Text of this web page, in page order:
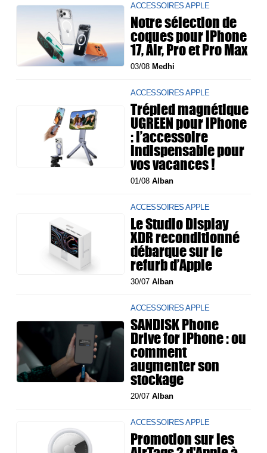
ACCESSOIRES APPLE
Notre sélection de
coques pour iPhone
17, Air, Pro et Pro Max
03/08Medhi
ACCESSOIRES APPLE
Trépied magnétique
UGREEN pour iPhone
: l’accessoire
indispensable pour
vos vacances !
01/08Alban
ACCESSOIRES APPLE
Le Studio Display
XDR reconditionné
débarque sur le
refurb d’Apple
30/07Alban
ACCESSOIRES APPLE
SANDISK Phone
Drive for iPhone : ou
comment
augmenter son
stockage
20/07Alban
ACCESSOIRES APPLE
Promotion sur les